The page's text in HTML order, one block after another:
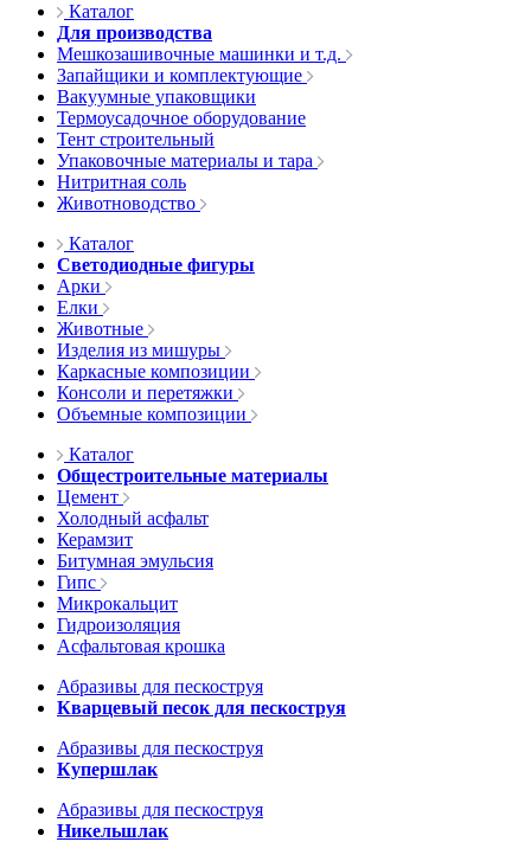
Каталог
Для производства
Мешкозашивочные машинки и т.д.
Запайщики и комплектующие
Вакуумные упаковщики
Термоусадочное оборудование
Тент строительный
Упаковочные материалы и тара
Нитритная соль
Животноводство
Каталог
Светодиодные фигуры
Арки
Елки
Животные
Изделия из мишуры
Каркасные композиции
Консоли и перетяжки
Объемные композиции
Каталог
Общестроительные материалы
Цемент
Холодный асфальт
Керамзит
Битумная эмульсия
Гипс
Микрокальцит
Гидроизоляция
Асфальтовая крошка
Абразивы для пескоструя
Кварцевый песок для пескоструя
Абразивы для пескоструя
Купершлак
Абразивы для пескоструя
Никельшлак